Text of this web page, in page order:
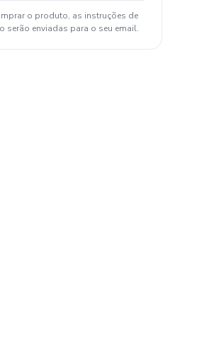
o produto, as instruções de
serão enviadas para o seu email.